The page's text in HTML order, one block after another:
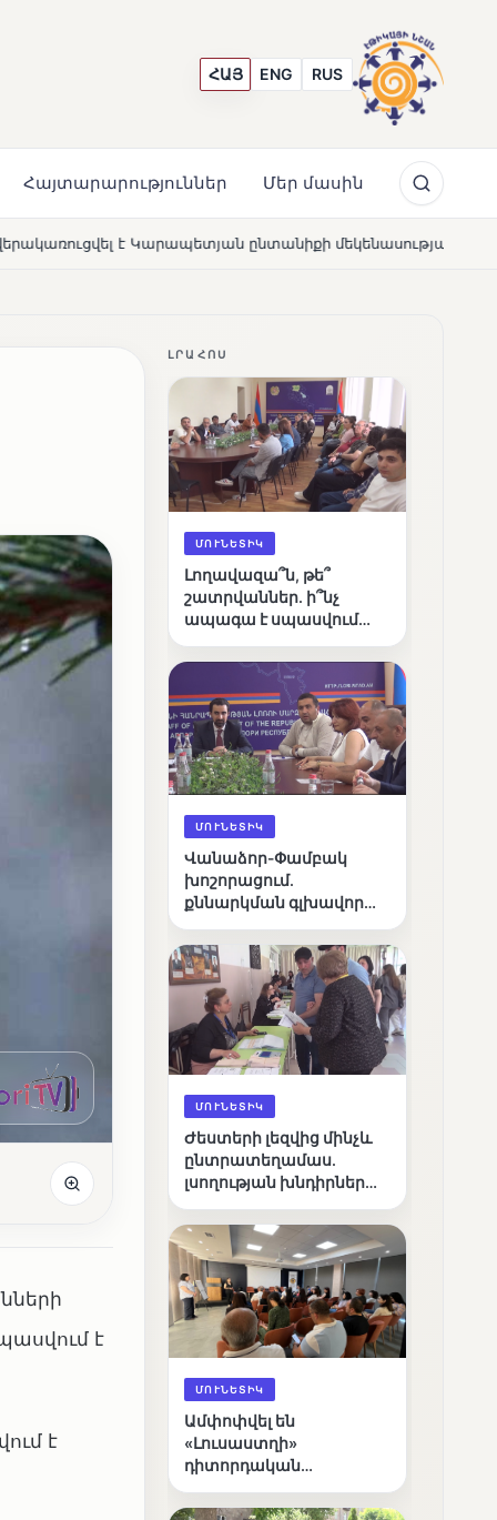
ՀԱՅ ENG RUS
Հայտարարություններ Մեր մասին
ընտանիքի մեկենասությամբ NEWS Լողավազա՞ն, թե՞
է
է
ԼՐԱՀՈՍ
ՄՈՒՆԵՏԻԿ
Լողավազա՞ն, թե՞
շատրվաններ. ի՞նչ
ապագա է սպասվում
լճին
ՄՈՒՆԵՏԻԿ
Վանաձոր-Փամբակ
խոշորացում.
քննարկման գլխավոր
կառավարո՞ւմ, թե՞
քաղաքական նպատակ
ՄՈՒՆԵՏԻԿ
Ժեստերի լեզվից մինչև
ընտրատեղամաս.
լսողության խնդիրներ
ճանապարհը
ՄՈՒՆԵՏԻԿ
Ամփոփվել են
«Լուսաստղի»
դիտորդական
արդյունքները